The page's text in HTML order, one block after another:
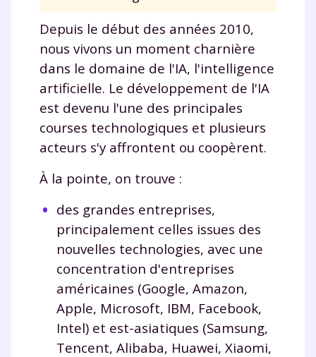
Depuis le début des années 2010,
nous vivons un moment charnière
dans le domaine de l'IA, l'intelligence
artificielle. Le développement de l'IA
est devenu l'une des principales
courses technologiques et plusieurs
acteurs s'y affrontent ou coopèrent.
À la pointe, on trouve :
des grandes entreprises,
principalement celles issues des
nouvelles technologies, avec une
concentration d'entreprises
américaines (Google, Amazon,
Apple, Microsoft, IBM, Facebook,
Intel) et est-asiatiques (Samsung,
Tencent, Alibaba, Huawei, Xiaomi,